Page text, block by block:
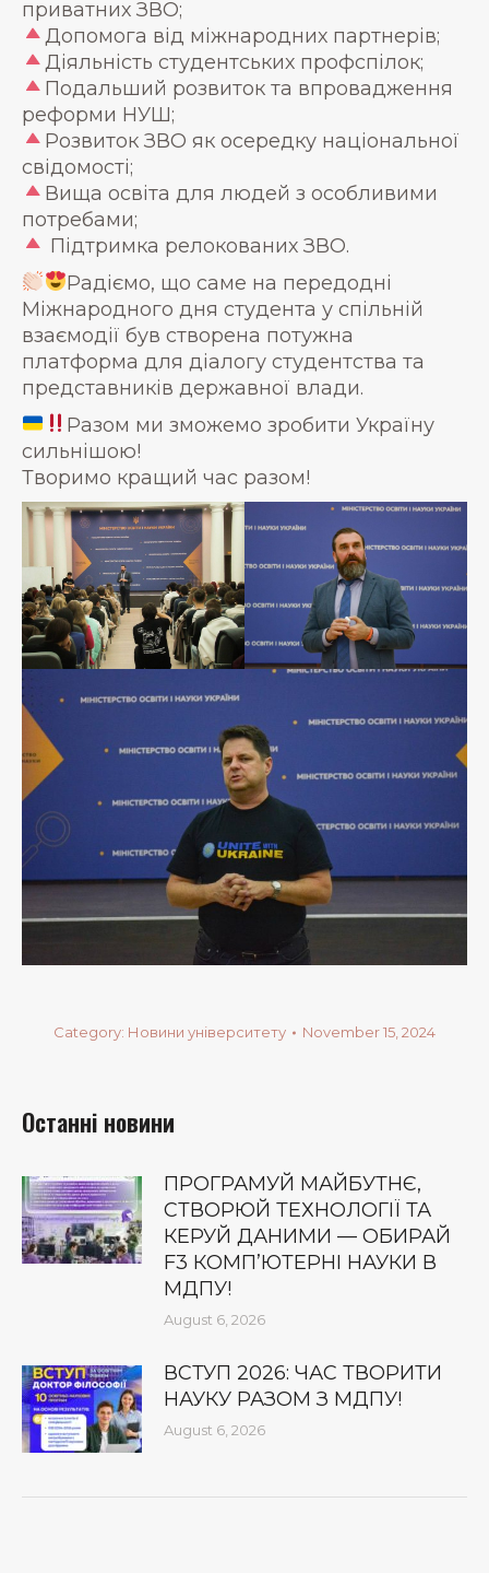
приватних ЗВО;
Допомога від міжнародних партнерів;
Діяльність студентських профспілок;
Подальший розвиток та впровадження
реформи НУШ;
Розвиток ЗВО як осередку національної
свідомості;
Вища освіта для людей з особливими
потребами;
Підтримка релокованих ЗВО.
Радіємо, що саме на передодні
Міжнародного дня студента у спільній
взаємодії був створена потужна
платформа для діалогу студентства та
представників державної влади.
Разом ми зможемо зробити Україну
сильнішою!
Творимо кращий час разом!
Category: Новини університету November 15, 2024
Останні новини
ПРОГРАМУЙ МАЙБУТНЄ,
СТВОРЮЙ ТЕХНОЛОГІЇ ТА
КЕРУЙ ДАНИМИ — ОБИРАЙ
F3 КОМП’ЮТЕРНІ НАУКИ В
МДПУ!
August 6, 2026
ВСТУП 2026: ЧАС ТВОРИТИ
НАУКУ РАЗОМ З МДПУ!
August 6, 2026